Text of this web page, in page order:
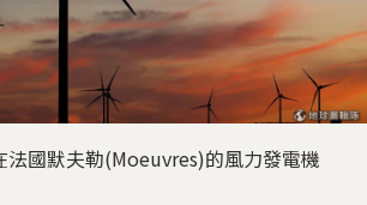
法國默夫勒(Moeuvres)的風力發電機